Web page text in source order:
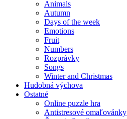
Animals
Autumn
Days of the week
Emotions
Fruit
Numbers
Rozprávky
Songs
Winter and Christmas
Hudobná výchova
Ostatné
Online puzzle hra
Antistresové omaľovánky